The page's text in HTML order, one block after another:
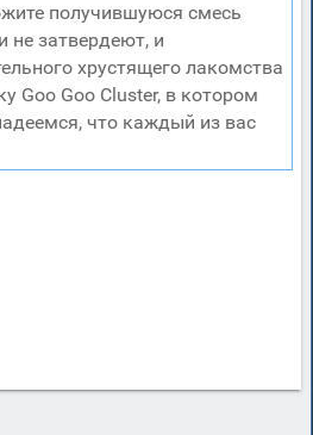
получившуюся смесь
не затвердеют, и
хрустящего лакомства
Goo Goo Cluster, в котором
что каждый из вас